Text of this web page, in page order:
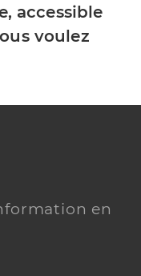
accessible
voulez
en